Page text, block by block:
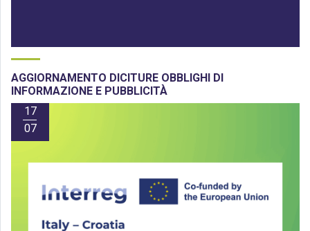
AGGIORNAMENTO DICITURE OBBLIGHI DI
INFORMAZIONE E PUBBLICITÀ
17
07